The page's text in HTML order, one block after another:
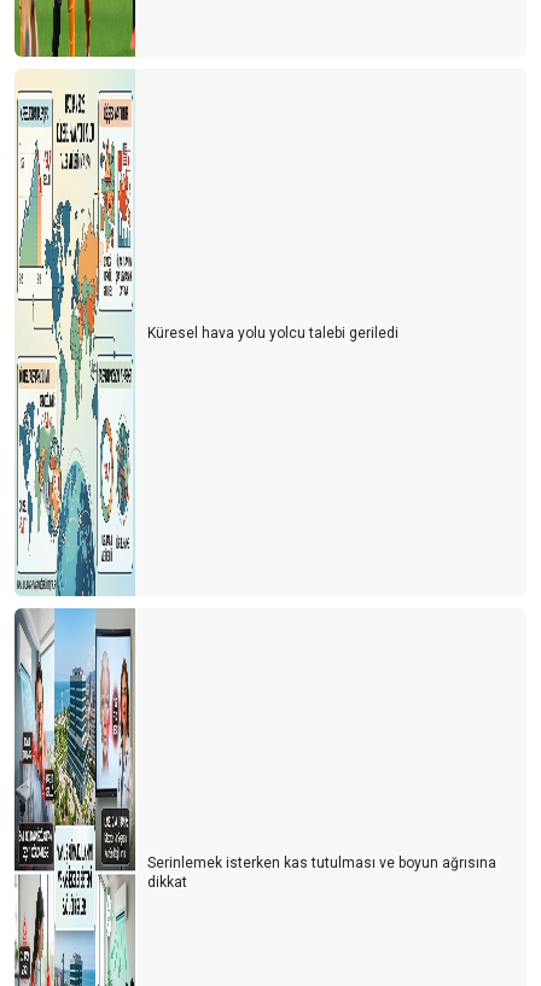
Küresel hava yolu yolcu talebi geriledi
Serinlemek isterken kas tutulması ve boyun ağrısına
dikkat